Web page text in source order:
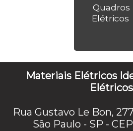
Quadros
Elétricos
Materiais Elétricos
Elétricos
Rua Gustavo Le Bon,
São Paulo - SP -